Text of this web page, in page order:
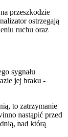
przeszkodzie
ostrzegają
ruchu oraz
sygnału
jej braku -
to zatrzymanie
nastąpić przed
nad którą